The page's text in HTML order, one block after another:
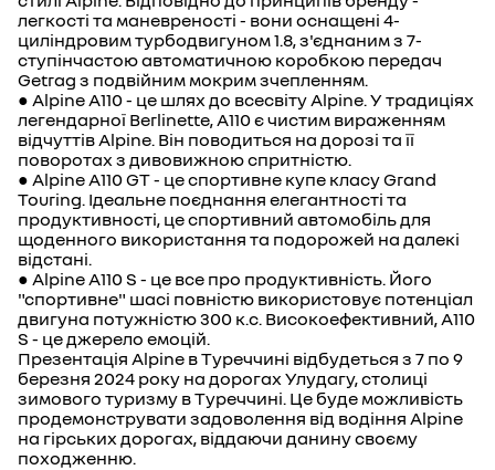
легкості та маневреності - вони оснащені 4-
циліндровим турбодвигуном 1.8, з'єднаним з 7-
ступінчастою автоматичною коробкою передач
Getrag з подвійним мокрим зчепленням.
● Alpine A110 - це шлях до всесвіту Alpine. У традиціях
легендарної Berlinette, A110 є чистим вираженням
відчуттів Alpine. Він поводиться на дорозі та її
поворотах з дивовижною спритністю.
● Alpine A110 GT - це спортивне купе класу Grand
Touring. Ідеальне поєднання елегантності та
продуктивності, це спортивний автомобіль для
щоденного використання та подорожей на далекі
відстані.
● Alpine A110 S - це все про продуктивність. Його
"спортивне" шасі повністю використовує потенціал
двигуна потужністю 300 к.с. Високоефективний, A110
S - це джерело емоцій.
Презентація Alpine в Туреччині відбудеться з 7 по 9
березня 2024 року на дорогах Улудагу, столиці
зимового туризму в Туреччині. Це буде можливість
продемонструвати задоволення від водіння Alpine
на гірських дорогах, віддаючи данину своєму
походженню.